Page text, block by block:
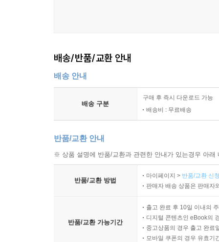
지도 화면 구성 요소 설계
이동 확대 축소 조작 방식
객체 선택과 정보 조회 처리
검색 기능과 위치 이동 연계
9장 시스템 구현과 기능 통합
데이터 계층과 서비스 계층의 연결
화면 처리와 데이터 처리의 분리
배송/반품/교환 안내
배송 안내
배송 구분
구매 후 즉시 다운로드 가능
배송비 : 무료배송
반품/교환 안내
※ 상품 설명에 반품/교환과 관련한 안내가 있는경우 아
반품/교환 방법
마이페이지 > 반품/교환 신
판매자 배송 상품은 판매자
반품/교환 가능기간
출고 완료 후 10일 이내의
디지털 콘텐츠인 eBook의
중고상품의 경우 출고 완료
모바일 쿠폰의 경우 유효기